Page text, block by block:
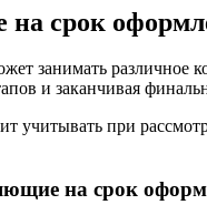
срок
занимать различное
и заканчивая
учитывать при
на срок